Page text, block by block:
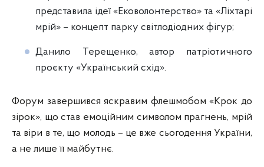
представила ідеї «Ековолонтерство» та «Ліхтарі
мрій» – концепт парку світлодіодних фігур;
Данило Терещенко, автор патріотичного
проєкту «Український схід».
Форум завершився яскравим флешмобом «Крок до
зірок», що став емоційним символом прагнень, мрій
та віри в те, що молодь – це вже сьогодення України,
а не лише її майбутнє.